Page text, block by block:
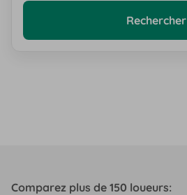
Rechercher
Comparez plus de 150 loueurs: